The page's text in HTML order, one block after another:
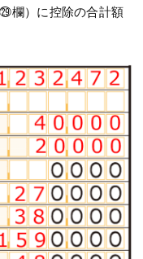
欄）に控除の合計額